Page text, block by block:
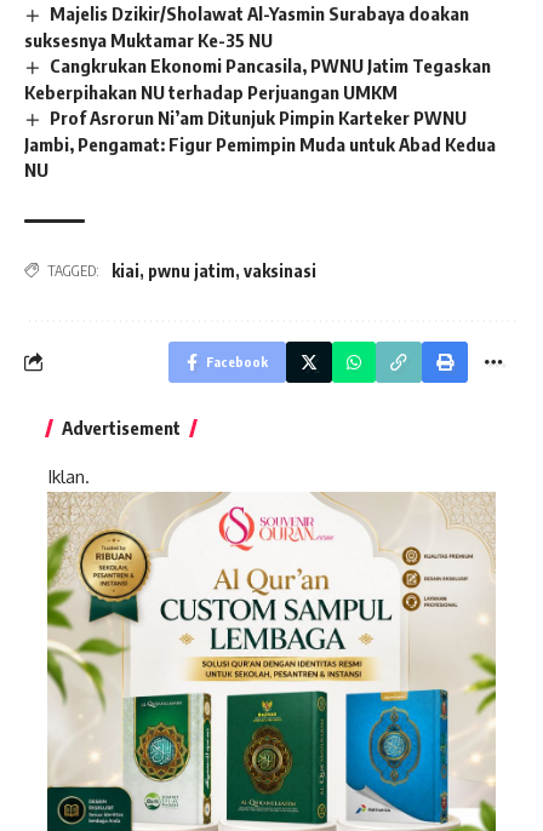
Majelis Dzikir/Sholawat Al-Yasmin Surabaya doakan
suksesnya Muktamar Ke-35 NU
Cangkrukan Ekonomi Pancasila, PWNU Jatim Tegaskan
Keberpihakan NU terhadap Perjuangan UMKM
Prof Asrorun Ni’am Ditunjuk Pimpin Karteker PWNU
Jambi, Pengamat: Figur Pemimpin Muda untuk Abad Kedua
NU
TAGGED: kiai, pwnu jatim, vaksinasi
Facebook
Advertisement
Iklan.